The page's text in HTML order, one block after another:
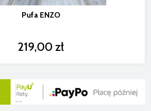
Pufa ENZO
219,00 zł